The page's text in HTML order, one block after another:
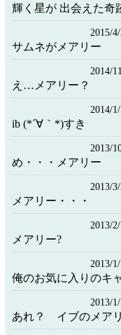
輝く星が 出会えた奇
2015/
サムネがメアリー
2014/
え…メアリー？
2014/
ib (*´∀｀*)すき
2013/
め・・・メアリー
2013/
メアリー・・・
2013/
メアリー?
2013/
俺のお気に入りのキ
2013/
あれ？ イブのメア